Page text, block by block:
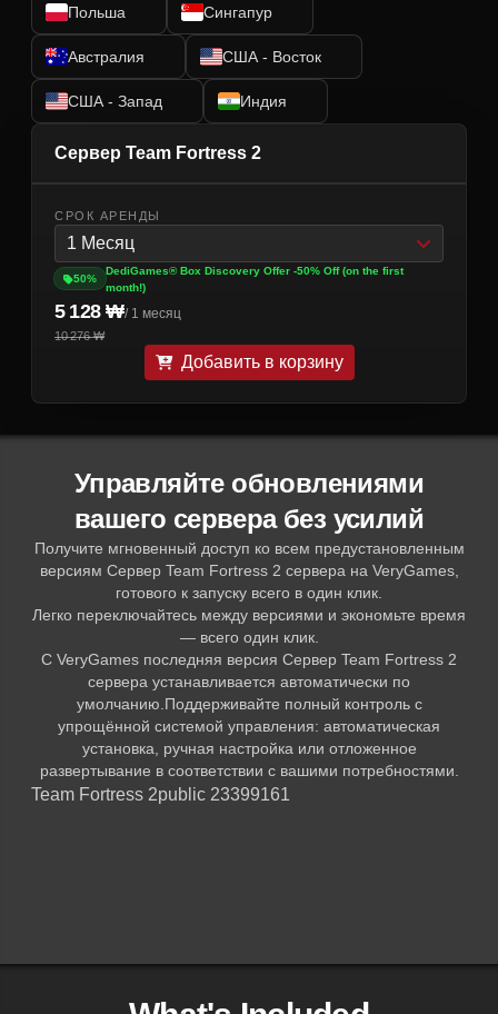
Польша Сингапур
Австралия США - Восток
США - Запад Индия
Сервер Team Fortress 2
СРОК АРЕНДЫ
1 Месяц
50%
DediGames® Box Discovery Offer -50% Off (on the first
month!)
5 128 ₩/ 1 месяц
10 276 ₩
Добавить в корзину
Управляйте обновлениями
вашего сервера без усилий
Получите мгновенный доступ ко всем предустановленным
версиям Сервер Team Fortress 2 сервера на VeryGames,
готового к запуску всего в один клик.
Легко переключайтесь между версиями и экономьте время
— всего один клик.
С VeryGames последняя версия Сервер Team Fortress 2
сервера устанавливается автоматически по
умолчанию.Поддерживайте полный контроль с
упрощённой системой управления: автоматическая
установка, ручная настройка или отложенное
развертывание в соответствии с вашими потребностями.
Team Fortress 2public 23399161